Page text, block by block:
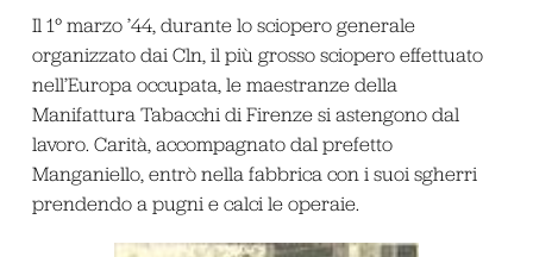
Il 1° marzo ’44, durante lo sciopero generale
organizzato dai Cln, il più grosso sciopero effettuato
nell’Europa occupata, le maestranze della
Manifattura Tabacchi di Firenze si astengono dal
lavoro. Carità, accompagnato dal prefetto
Manganiello, entrò nella fabbrica con i suoi sgherri
prendendo a pugni e calci le operaie.